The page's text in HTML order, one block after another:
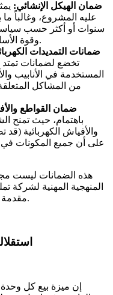
ضمان الهيكل الإنشائي:
سنوات أو أكثر حسب
وقوة الأساسات والأسقف والجدران الحاملة.
ضمانات التمديدات
تخضع لضمانات تمتد
المستخدمة في الأنابيب
من المشاكل
ضمان القواطع
باهتمام، حيث تمنح
والأفياش الكهربائية
على أن جميع المكونات في
هذه الضمانات ليست
المنهجية المهنية لشركة
مقدمة أولوياتها، وتؤكد أن المشروع صُنع ليدوم.
إن ميزة بيع كل